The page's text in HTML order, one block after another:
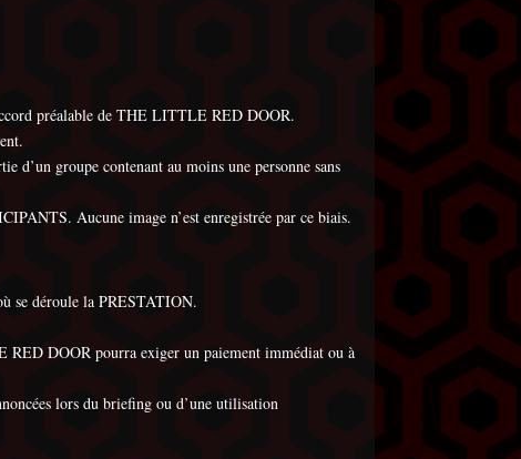
préalable de THE LITTLE RED DOOR.
d’un groupe contenant au moins une personne sans
Aucune image n’est enregistrée par ce biais.
se déroule la PRESTATION.
DOOR pourra exiger un paiement immédiat ou à
lors du briefing ou d’une utilisation